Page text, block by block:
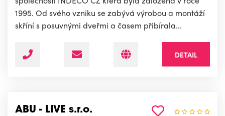
1995. Od svého vzniku se zabývá výrobou a montáží
skříní s posuvnými dveřmi a časem přibírala...
DETAIL
ABU - LIVE s.r.o.